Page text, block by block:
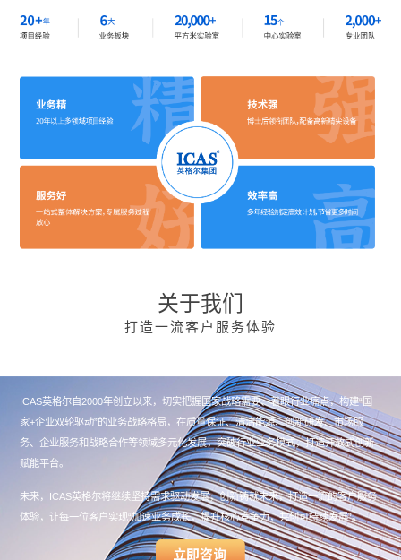
关于我们
打造一流客户服务体验
ICAS英格尔自2000年创立以来，切实把握国家战略需要、着眼行业痛点，构建“国
家+企业双轮驱动”的业务战略格局，在质量保证、清洁能源、创新研发、市场服
务、企业服务和战略合作等领域多元化发展，突破行业业务模式，打造开放式创新
赋能平台。
未来，ICAS英格尔将继续坚持需求驱动发展，创新铸就未来，打造一流的客户服务
体验，让每一位客户实现“加速业务成长，提升核心竞争力，共创可持续发展”。